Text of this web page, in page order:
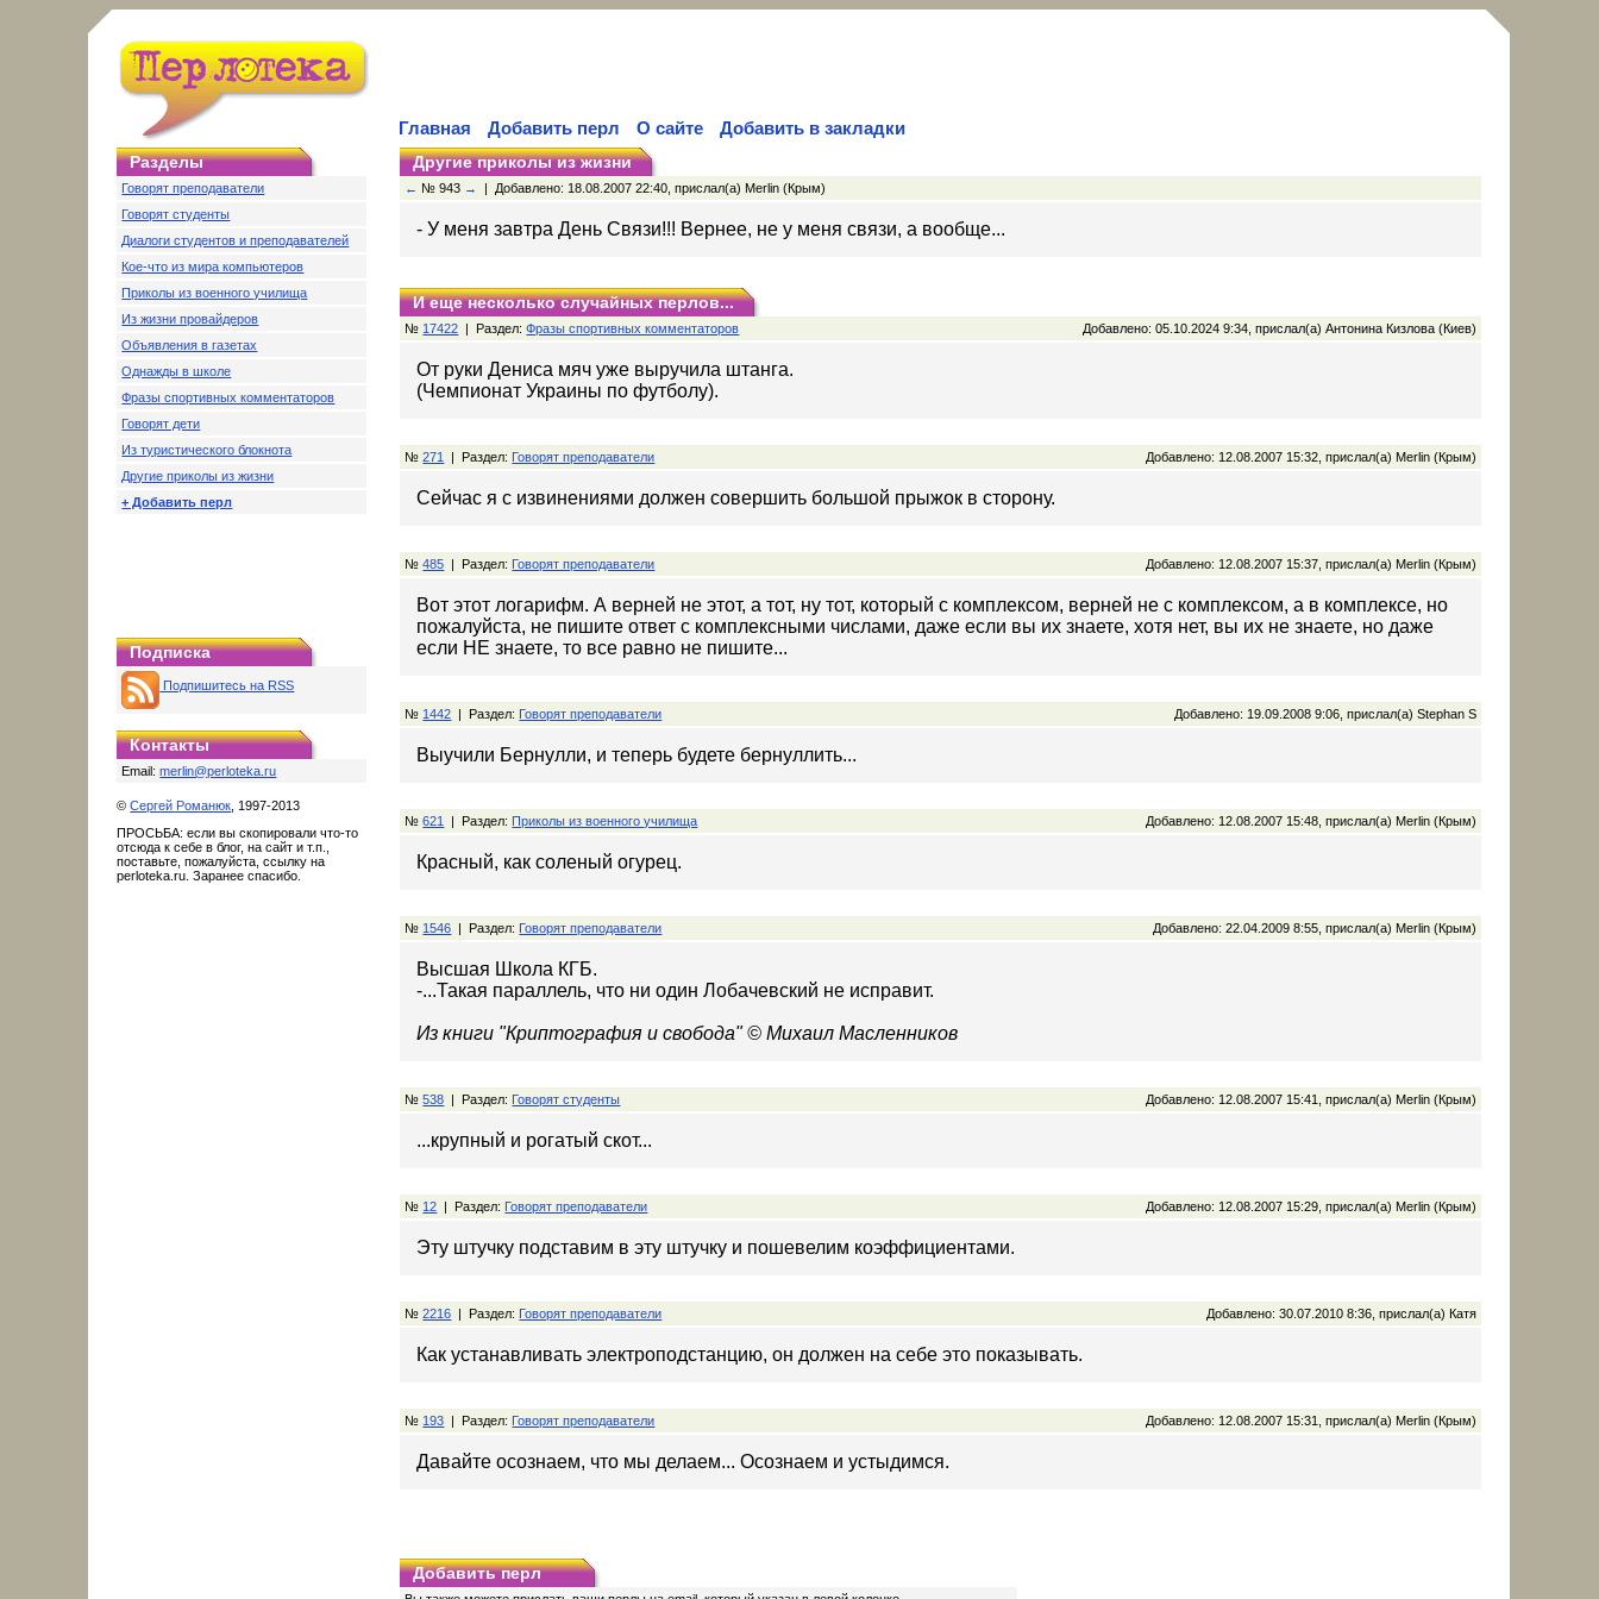
Главная Добавить перл О сайте
Добавить в закладки
Разделы
Говорят преподаватели
Говорят студенты
Диалоги студентов и преподавателей
Кое-что из мира компьютеров
Приколы из военного училища
Из жизни провайдеров
Объявления в газетах
Однажды в школе
Фразы спортивных комментаторов
Говорят дети
Из туристического блокнота
Другие приколы из жизни
+ Добавить перл
Подписка
Подпишитесь на RSS
Контакты
Email:merlin@perloteka.ru
©Сергей Романюк , 1997-2013
ПРОСЬБА: если вы скопировали что-то
отсюда к себе в блог, на сайт и т.п.,
поставьте, пожалуйста, ссылку на
perloteka.ru. Заранее спасибо.
Другие приколы из жизни
← № 943 → | Добавлено: 18.08.2007 22:40, прислал(а) Merlin (Крым)
- У меня завтра День Связи!!! Вернее, не у меня связи, а вообще...
И еще несколько случайных перлов...
№ 17422 | Раздел:Фразы спортивных комментаторов Добавлено: 05.10.2024 9:34, прислал(а) Антонина Кизлова (Киев)
От руки Дениса мяч уже выручила штанга.
(Чемпионат Украины по футболу).
№271 | Раздел: Говорят преподаватели Добавлено: 12.08.2007 15:32, прислал(а) Merlin (Крым)
Сейчас я с извинениями должен совершить большой прыжок в сторону.
№485 | Раздел: Говорят преподаватели Добавлено: 12.08.2007 15:37, прислал(а) Merlin (Крым)
Вот этот логарифм. А верней не этот, а тот, ну тот, который с комплексом, верней не с комплексом, а в комплексе, но
пожалуйста, не пишите ответ с комплексными числами, даже если вы их знаете, хотя нет, вы их не знаете, но даже
если НЕ знаете, то все равно не пишите...
№ 1442 | Раздел: Говорят преподаватели Добавлено: 19.09.2008 9:06, прислал(а) Stephan S
Выучили Бернулли, и теперь будете бернуллить...
№621 | Раздел:Приколы из военного училища Добавлено: 12.08.2007 15:48, прислал(а) Merlin (Крым)
Красный, как соленый огурец.
№ 1546 | Раздел: Говорят преподаватели Добавлено: 22.04.2009 8:55, прислал(а) Merlin (Крым)
Высшая Школа КГБ.
-...Такая параллель, что ни один Лобачевский не исправит.
Из книги "Криптография и свобода" © Михаил Масленников
№538 | Раздел: Говорят студенты Добавлено: 12.08.2007 15:41, прислал(а) Merlin (Крым)
...крупный и рогатый скот...
№ 12 | Раздел: Говорят преподаватели Добавлено: 12.08.2007 15:29, прислал(а) Merlin (Крым)
Эту штучку подставим в эту штучку и пошевелим коэффициентами.
№2216 | Раздел: Говорят преподаватели Добавлено: 30.07.2010 8:36, прислал(а) Катя
Как устанавливать электроподстанцию, он должен на себе это показывать.
№ 193 | Раздел: Говорят преподаватели Добавлено: 12.08.2007 15:31, прислал(а) Merlin (Крым)
Давайте осознаем, что мы делаем... Осознаем и устыдимся.
Добавить перл